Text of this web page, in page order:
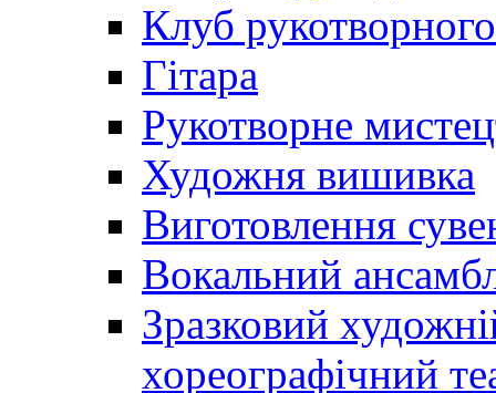
Клуб
Гітара
Рукотворне
Художня вишивка
Виготовлення
Вокальний
Зразковий
хореографічний